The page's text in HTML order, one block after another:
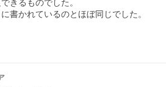
きるものでした。
書かれているのとほぼ同じでした。